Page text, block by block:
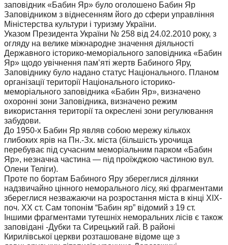
заповідник «Бабин Яр» було оголошено Бабин Яр
Заповідником з віднесенням його до сфери управління
Міністерства культури і туризму України.
Указом Президента України № 258 від 24.02.2010 року, з
огляду на велике міжнародне значення діяльності
Державного історико-меморіального заповідника «Бабин
Яр» щодо увічнення пам’яті жертв Бабиного Яру,
Заповіднику було надано статус Національного. Планом
організації території Національного історико-
меморіального заповідника «Бабин Яр», визначено
охоронні зони Заповідника, визначено режим
використання території та окреслені зони регулювання
забудови.
До 1950-х Бабин Яр являв собою мережу кількох
глибоких ярів на Пн.-Зх. міста (більшість урочища
перебуває під сучасним меморіальним парком «Бабин
Яр», незначна частина — під проїжджою частиною вул.
Олени Теліги).
Проте по бортам Бабиного Яру збереглися ділянки
надзвичайно цінного неморального лісу, які фрагментами
збереглися незважаючи на розростання міста в кінці ХІХ-
поч. ХХ ст. Сам топонім “Бабин яр” відомий з 19 ст.
Іншими фрагментами тутешніх неморальних лісів є також
заповідані -Дубки та Сирецький гай. В районі
Кирилівської церкви розташоване відоме ще з